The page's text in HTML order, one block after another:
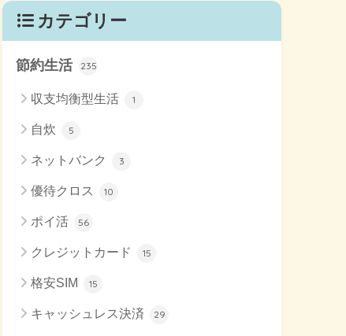
カテゴリー
節約生活 235
収支均衡型生活 1
自炊 5
ネットバンク 3
優待クロス 10
ポイ活 56
クレジットカード 15
格安SIM 15
キャッシュレス決済 29